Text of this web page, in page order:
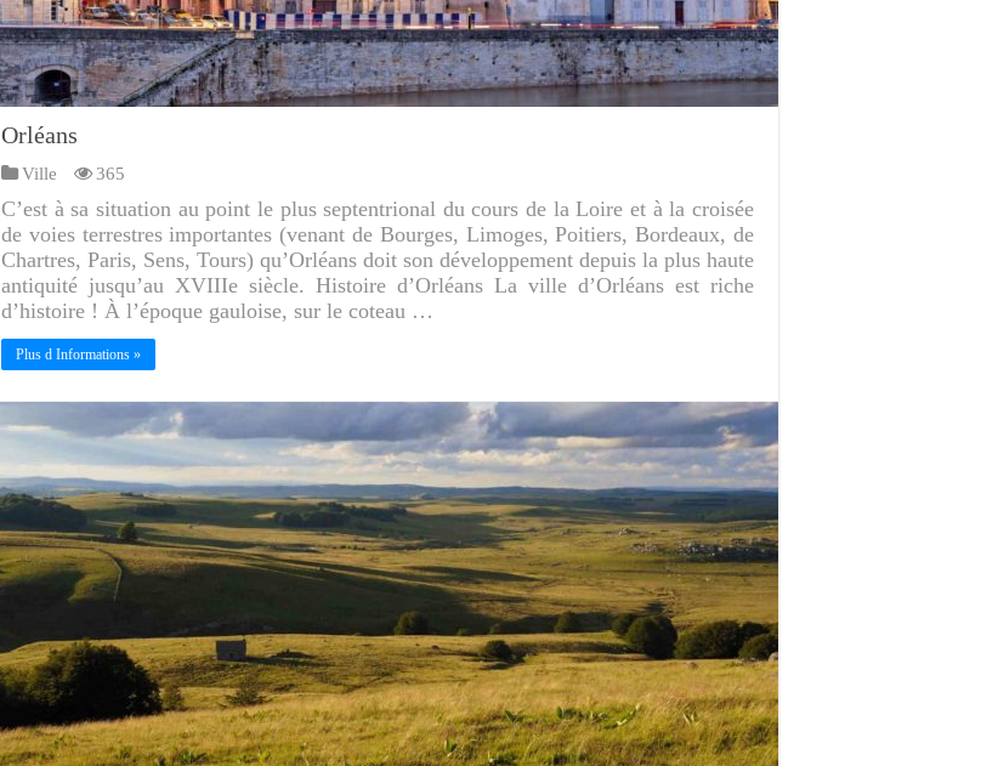
Orléans
Ville 365
C’est à sa situation au point le plus septentrional du cours de la Loire et à la croisée
de voies terrestres importantes (venant de Bourges, Limoges, Poitiers, Bordeaux, de
Chartres, Paris, Sens, Tours) qu’Orléans doit son développement depuis la plus haute
antiquité jusqu’au XVIIIe siècle. Histoire d’Orléans La ville d’Orléans est riche
d’histoire ! À l’époque gauloise, sur le coteau …
Plus d Informations »